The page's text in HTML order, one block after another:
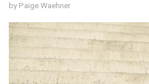
by Paige Waehner